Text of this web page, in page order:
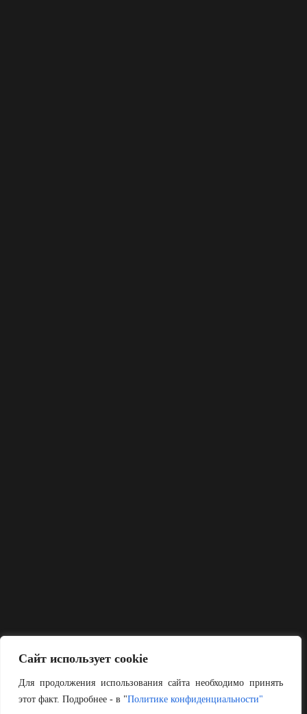
Сайт использует cookie
Для продолжения использования сайта необходимо принять
этот факт. Подробнее - в "Политике конфиденциальности"